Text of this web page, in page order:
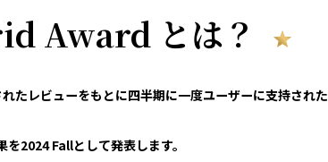
Award とは？
レビューをもとに四半期に一度ユーザーに支持された
2024 Fallとして発表します。